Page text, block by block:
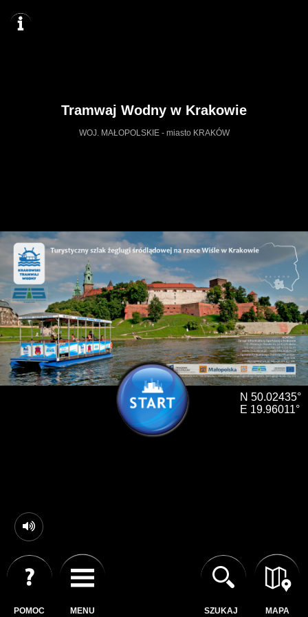
Mapa serwisu
N 50.02435°
E 19.96011°
Tramwaj Wodny w Krakowie
WOJ. MAŁOPOLSKIE - miasto KRAKÓW
MENU MAPA
POMOC SZUKAJ